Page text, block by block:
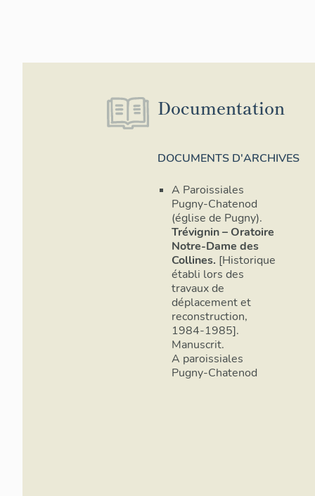
Documentation
DOCUMENTS D'ARCHIVES
A Paroissiales
Pugny-Chatenod
(église de Pugny).
Trévignin – Oratoire
Notre-Dame des
Collines. [Historique
établi lors des
travaux de
déplacement et
reconstruction,
1984-1985].
Manuscrit.
A paroissiales
Pugny-Chatenod